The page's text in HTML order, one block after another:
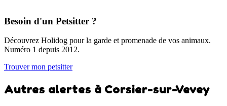
Besoin d'un Petsitter ?
Découvrez Holidog pour la garde et promenade de vos animaux.
Numéro 1 depuis 2012.
Trouver mon petsitter
Autres alertes à Corsier-sur-Vevey